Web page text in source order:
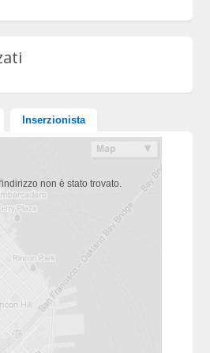
Inserzionista
non è stato trovato.